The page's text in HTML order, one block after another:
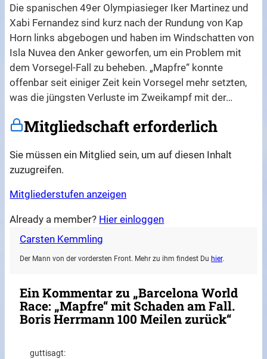
Die spanischen 49er Olympiasieger Iker Martinez und
Xabi Fernandez sind kurz nach der Rundung von Kap
Horn links abgebogen und haben im Windschatten von
Isla Nuvea den Anker geworfen, um ein Problem mit
dem Vorsegel-Fall zu beheben. „Mapfre“ konnte
offenbar seit einiger Zeit kein Vorsegel mehr setzten,
was die jüngsten Verluste im Zweikampf mit der…
Mitgliedschaft erforderlich
Sie müssen ein Mitglied sein, um auf diesen Inhalt
zuzugreifen.
Mitgliederstufen anzeigen
Already a member? Hier einloggen
Carsten Kemmling
Der Mann von der vordersten Front. Mehr zu ihm findest Du hier.
Ein Kommentar zu „Barcelona World
Race: „Mapfre“ mit Schaden am Fall.
Boris Herrmann 100 Meilen zurück“
guttisagt: